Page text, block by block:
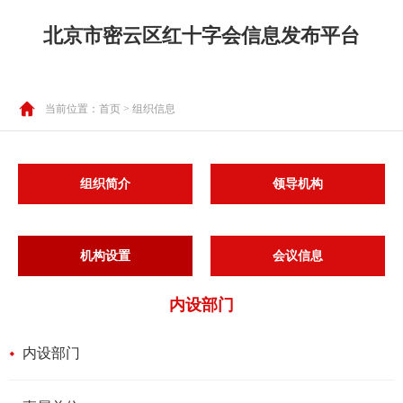
北京市密云区红十字会信息发布平台
当前位置： 首页 > 组织信息
组织简介 领导机构
机构设置 会议信息
内设部门
内设部门